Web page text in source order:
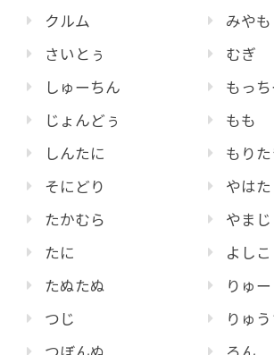
クルム
さいとぅ
しゅーちん
じょんどぅ
しんたに
そにどり
たかむら
たに
たぬたぬ
つじ
みやも
むぎ
もっち
もも
もりた
やはた
やまじ
よしこ
りゅー
りゅ